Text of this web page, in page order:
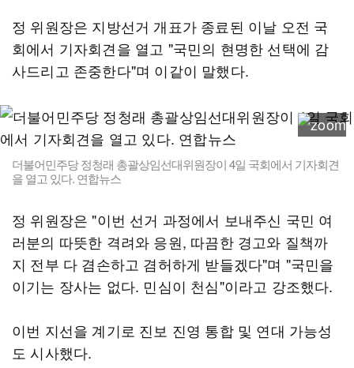
정 위원장은 지방선거 개표가 종료된 이날 오전 국
회에서 기자회견을 열고 "국민의 현명한 선택에 감
사드리고 존중한다"며 이같이 말했다.
더불어민주당 정청래 총괄상임선대위원장이 4일 국회에서 기자회견
을 열고 있다. 연합뉴스
정 위원장은 "이번 선거 과정에서 보내주신 국민 여
러분의 따뜻한 격려와 응원, 따끔한 경고와 질책까
지 전부 다 겸손하고 겸허하게 받들겠다"며 "국민을
이기는 장사는 없다. 민심이 천심"이라고 강조했다.
이번 지선을 계기로 진보 진영 통합 및 연대 가능성
도 시사했다.